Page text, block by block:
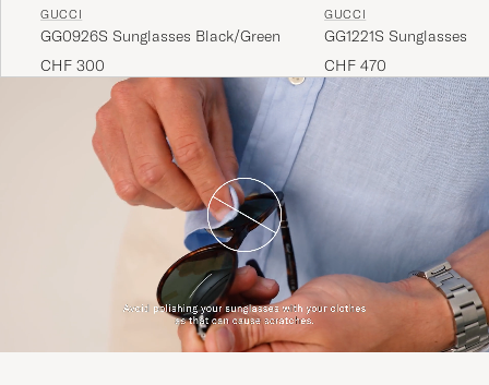
GUCCI
GG0926S Sunglasses Black/Green
CHF 300
GUCCI
GG1221S Sunglasses
CHF 470